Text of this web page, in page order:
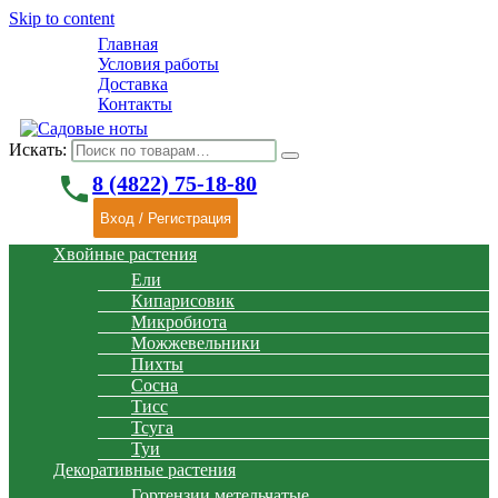
Skip to content
Главная
Условия работы
Доставка
Контакты
Искать:
phone8 (4822) 75-18-80
Вход / Регистрация
Хвойные растения
Ели
Кипарисовик
Микробиота
Можжевельники
Пихты
Сосна
Тисс
Тсуга
Туи
Декоративные растения